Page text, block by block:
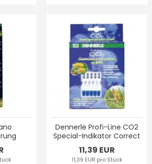
Dennerle Profi-Line CO2
Special-Indikator Correct
11,39 EUR
11,39 EUR pro Stück